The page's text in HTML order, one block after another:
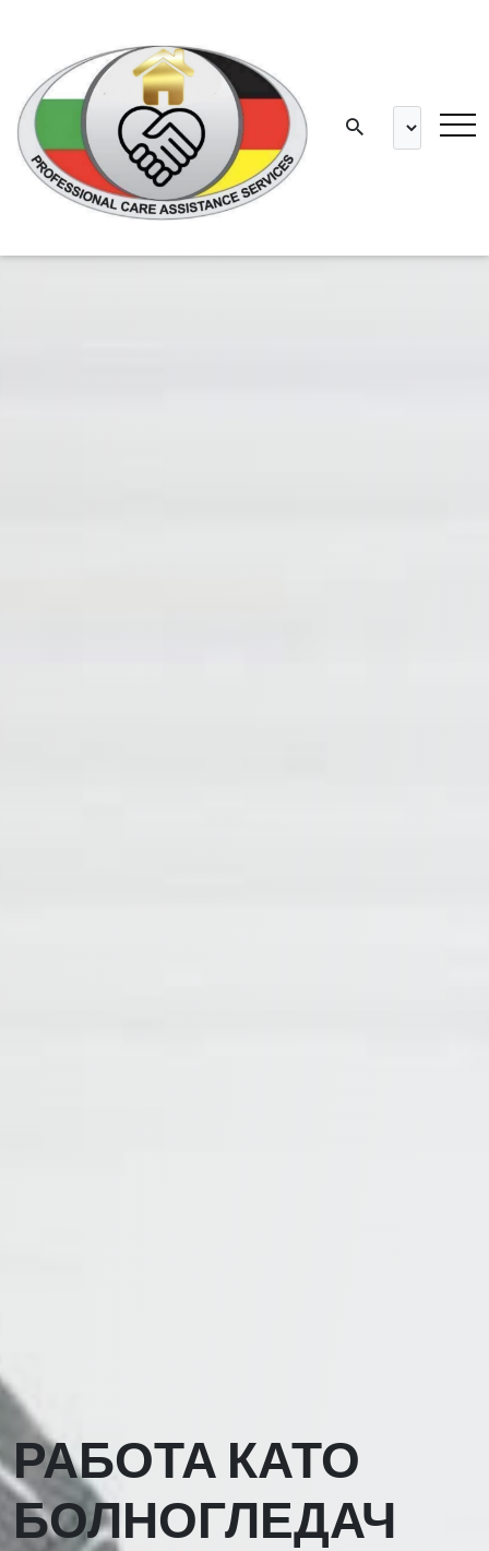
РАБОТА КАТО
БОЛНОГЛЕДАЧ